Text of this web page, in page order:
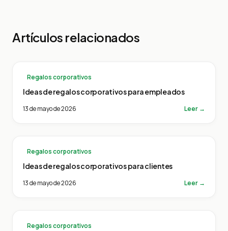
Artículos relacionados
Regalos corporativos
Ideas de regalos corporativos para empleados
13 de mayo de 2026 Leer →
Regalos corporativos
Ideas de regalos corporativos para clientes
13 de mayo de 2026 Leer →
Regalos corporativos